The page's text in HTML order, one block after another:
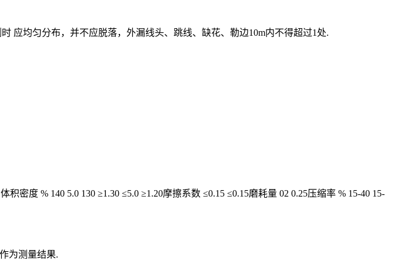
应均匀分布，并不应脱落，外漏线头、跳线、缺花、勒边10m内不得超过1处.
密度 % 140 5.0 130 ≥1.30 ≤5.0 ≥1.20摩擦系数 ≤0.15 ≤0.15磨耗量 02 0.25压缩率 % 15-40 15-
为测量结果.